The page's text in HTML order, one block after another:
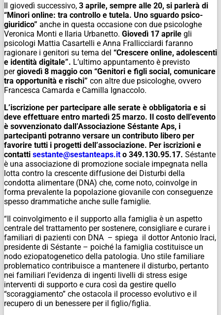
Il giovedì successivo, 3 aprile, sempre alle 20, si parlerà di
“Minori online: tra controllo e tutela. Uno sguardo psico-
giuridico” anche in questa occasione con due psicologhe
Veronica Monti e Ilaria Urbanetto. Giovedì 17 aprile gli
psicologi Mattia Casartelli e Anna Frallicciardi faranno
ragionare i genitori su tema del “Crescere online, adolescenti
e identità digitale”. L’ultimo appuntamento è previsto
pergiovedì 8 maggio con “Genitori e figli social, comunicare
tra opportunità e rischi” con altre due psicologhe, ovvero
Francesca Camarda e Camilla Ignaccolo.
L’iscrizione per partecipare alle serate è obbligatoria e si
deve effettuare entro martedì 25 marzo. Il costo dell’evento
è sovvenzionato dall’Associazione Séstante Aps, i
partecipanti potranno versare un contributo libero per
favorire tutti i progetti dell’associazione. Per iscrizioni e
contatti sestante@sestanteaps.it o 349.130.95.17. Séstante
è una associazione di promozione sociale impegnata nella
lotta contro la crescente diffusione dei Disturbi della
condotta alimentare (DNA) che, come noto, coinvolge in
forma prevalente la popolazione giovanile con conseguenze
spesso drammatiche anche sulle famiglie.
“Il coinvolgimento e il supporto alla famiglia è un aspetto
centrale del trattamento per sostenere, consigliare e curare i
familiari di pazienti con DNA – spiega il dottor Antonio Iraci,
presidente di Séstante – poiché la famiglia costituisce un
nodo eziopatogenetico della patologia. Uno stile familiare
problematico contribuisce a mantenere il disturbo, pertanto
nei familiari l’evidenza di ingenti livelli di stress esige
interventi di supporto e cura così da gestire quello
“scoraggiamento” che ostacola il processo evolutivo e il
recupero di un benessere per il figlio/figlia.